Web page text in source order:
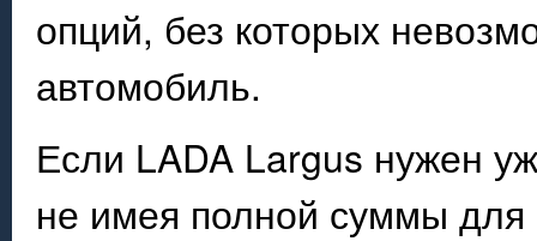
опций, без которых
автомобиль.
Если LADA Largus нужен
не имея полной суммы для